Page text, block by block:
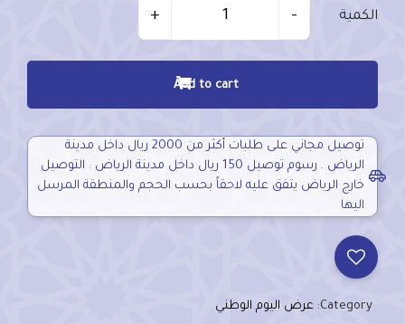
الكمية -
+
Add to cart
توصيل مجاني على طلبات أكثر من 2000 ريال داخل مدينة
الرياض . رسوم توصيل 150 ريال داخل مدينة الرياض . التوصيل
خارج الرياض يتفق عليه لاحقاً بحسب الحجم والمنطقة المرسل
اليها
Category: عرض اليوم الوطني